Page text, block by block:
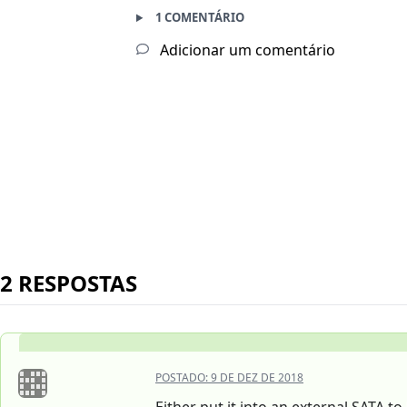
1 COMENTÁRIO
Adicionar um comentário
2 RESPOSTAS
POSTADO:9 DE DEZ DE 2018